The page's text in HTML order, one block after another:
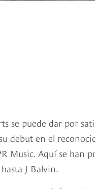
puede dar por
debut en el
Music. Aquí se han
J Balvin.